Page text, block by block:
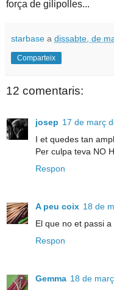
força de gilipolles...
starbase a dissabte, de
Comparteix
12 comentaris:
josep 17 de març
I et quedes tan
Per culpa teva NO
Respon
A peu coix 18 de
El que no et passi a
Respon
Gemma 18 de